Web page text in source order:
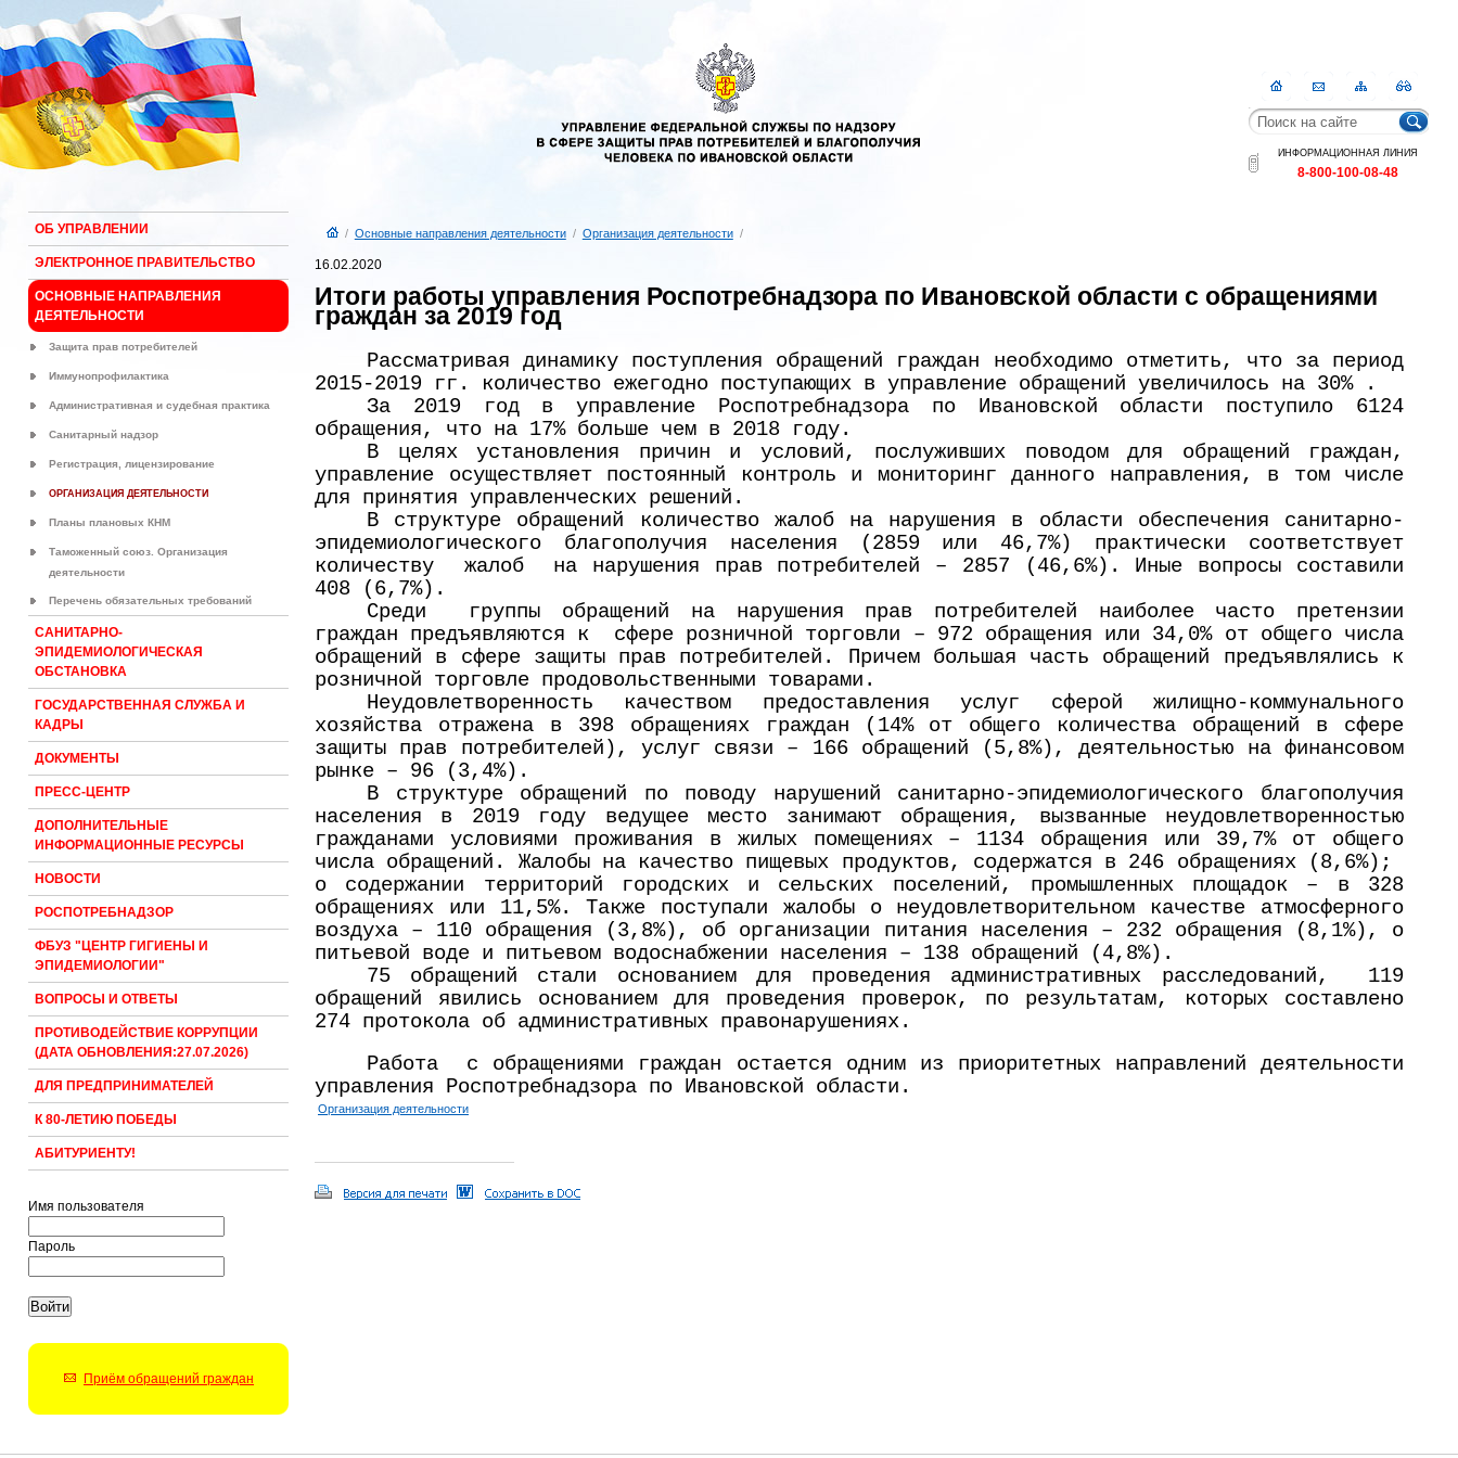
ГлавнаяКонтактыКарта
сайта
RSS
ИНФОРМАЦИОННАЯ ЛИНИЯ
8-800-100-08-48
ОБ УПРАВЛЕНИИ
ЭЛЕКТРОННОЕ ПРАВИТЕЛЬСТВО
ОСНОВНЫЕ НАПРАВЛЕНИЯ
ДЕЯТЕЛЬНОСТИ
Защита прав потребителей
Иммунопрофилактика
Административная и судебная практика
Санитарный надзор
Регистрация, лицензирование
ОРГАНИЗАЦИЯ ДЕЯТЕЛЬНОСТИ
Планы плановых КНМ
Таможенный союз. Организация
деятельности
Перечень обязательных требований
САНИТАРНО-
ЭПИДЕМИОЛОГИЧЕСКАЯ
ОБСТАНОВКА
ГОСУДАРСТВЕННАЯ СЛУЖБА И
КАДРЫ
ДОКУМЕНТЫ
ПРЕСС-ЦЕНТР
ДОПОЛНИТЕЛЬНЫЕ
ИНФОРМАЦИОННЫЕ РЕСУРСЫ
НОВОСТИ
РОСПОТРЕБНАДЗОР
ФБУЗ "ЦЕНТР ГИГИЕНЫ И
ЭПИДЕМИОЛОГИИ"
ВОПРОСЫ И ОТВЕТЫ
ПРОТИВОДЕЙСТВИЕ КОРРУПЦИИ
(ДАТА ОБНОВЛЕНИЯ:27.07.2026)
ДЛЯ ПРЕДПРИНИМАТЕЛЕЙ
К 80-ЛЕТИЮ ПОБЕДЫ
АБИТУРИЕНТУ!
Имя пользователя
Пароль
Приём обращений граждан
/ Основные направления деятельности/ Организация деятельности/
16.02.2020
Итоги работы управления Роспотребнадзора по Ивановской области с обращениями
граждан за 2019 год
Рассматривая динамику поступления обращений граждан необходимо отметить, что за период
2015-2019 гг. количество ежегодно поступающих в управление обращений увеличилось на 30% .
За 2019 год в управление Роспотребнадзора по Ивановской области поступило 6124
обращения, что на 17% больше чем в 2018 году.
В целях установления причин и условий, послуживших поводом для обращений граждан,
управление осуществляет постоянный контроль и мониторинг данного направления, в том числе
для принятия управленческих решений.
В структуре обращений количество жалоб на нарушения в области обеспечения санитарно-
эпидемиологического благополучия населения (2859 или 46,7%) практически соответствует
количеству жалоб на нарушения прав потребителей – 2857 (46,6%). Иные вопросы составили
408 (6,7%).
Среди группы обращений на нарушения прав потребителей наиболее часто претензии
граждан предъявляются к сфере розничной торговли – 972 обращения или 34,0% от общего числа
обращений в сфере защиты прав потребителей. Причем большая часть обращений предъявлялись к
розничной торговле продовольственными товарами.
Неудовлетворенность качеством предоставления услуг сферой жилищно-коммунального
хозяйства отражена в 398 обращениях граждан (14% от общего количества обращений в сфере
защиты прав потребителей), услуг связи – 166 обращений (5,8%), деятельностью на финансовом
рынке – 96 (3,4%).
В структуре обращений по поводу нарушений санитарно-эпидемиологического благополучия
населения в 2019 году ведущее место занимают обращения, вызванные неудовлетворенностью
гражданами условиями проживания в жилых помещениях – 1134 обращения или 39,7% от общего
числа обращений. Жалобы на качество пищевых продуктов, содержатся в 246 обращениях (8,6%);
о содержании территорий городских и сельских поселений, промышленных площадок – в 328
обращениях или 11,5%. Также поступали жалобы о неудовлетворительном качестве атмосферного
воздуха – 110 обращения (3,8%), об организации питания населения – 232 обращения (8,1%), о
питьевой воде и питьевом водоснабжении населения – 138 обращений (4,8%).
75 обращений стали основанием для проведения административных расследований, 119
обращений явились основанием для проведения проверок, по результатам, которых составлено
274 протокола об административных правонарушениях.
Работа с обращениями граждан остается одним из приоритетных направлений деятельности
управления Роспотребнадзора по Ивановской области.
Организация деятельности